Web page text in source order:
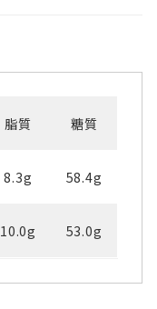
脂質 糖質
8.3g 58.4g
10.0g 53.0g